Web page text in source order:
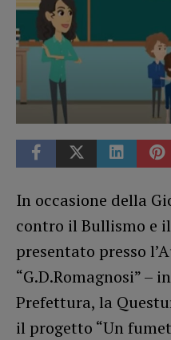
In occasione della
contro il Bullismo e
presentato presso
“G.D.Romagnosi” –
Prefettura, la
il progetto “Un